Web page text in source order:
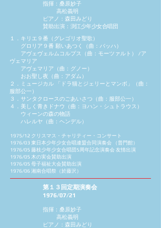
指揮：桑原妙子
高松義明
ピアノ：森田みどり
賛助出演： 渕江少年少女合唱団
１．キリエ９番（グレゴリオ聖歌）
グロリア９番 願いあつく（曲：バッハ）
アヴェヴェルムコルプス（曲：モーツァルト） /ア
ヴェマリア
アヴェマリア（曲：グノー）
おお聖し夜（曲：アダム）
２．ミュージカル 「ドラ猫とジェリーとマンボ」（曲：
服部公一）
３．サンタクロースのごあいさつ（曲：服部公一）
４．美しく青きドナウ（曲：ヨハン・シュトラウス）
ウィーンの森の物語
ハレルヤ（曲：ヘンデル）
1975/12 クリスマス・チャリティー・コンサート
1976/03 東日本少年少女合唱連盟合同演奏会 （普門館）
1976/05 藤枝少年少女合唱団5周年記念演奏会 友情出演
1976/05 木の実会賛助出演
1976/05 母子福祉大会賛助出演
1976/06 湘南合唱祭（於藤沢）
第１３回定期演奏会
1976/07/21
指揮：桑原妙子
高松義明
ピアノ：森田みどり